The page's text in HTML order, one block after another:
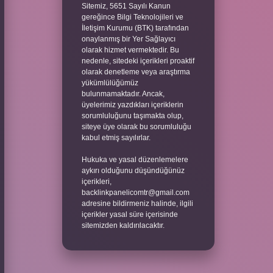
Sitemiz, 5651 Sayılı Kanun
gereğince Bilgi Teknolojileri ve
İletişim Kurumu (BTK) tarafından
onaylanmış bir Yer Sağlayıcı
olarak hizmet vermektedir. Bu
nedenle, sitedeki içerikleri proaktif
olarak denetleme veya araştırma
yükümlülüğümüz
bulunmamaktadır. Ancak,
üyelerimiz yazdıkları içeriklerin
sorumluluğunu taşımakta olup,
siteye üye olarak bu sorumluluğu
kabul etmiş sayılırlar.
Hukuka ve yasal düzenlemelere
aykırı olduğunu düşündüğünüz
içerikleri,
backlinkpanelicomtr@gmail.com
adresine bildirmeniz halinde, ilgili
içerikler yasal süre içerisinde
sitemizden kaldırılacaktır.